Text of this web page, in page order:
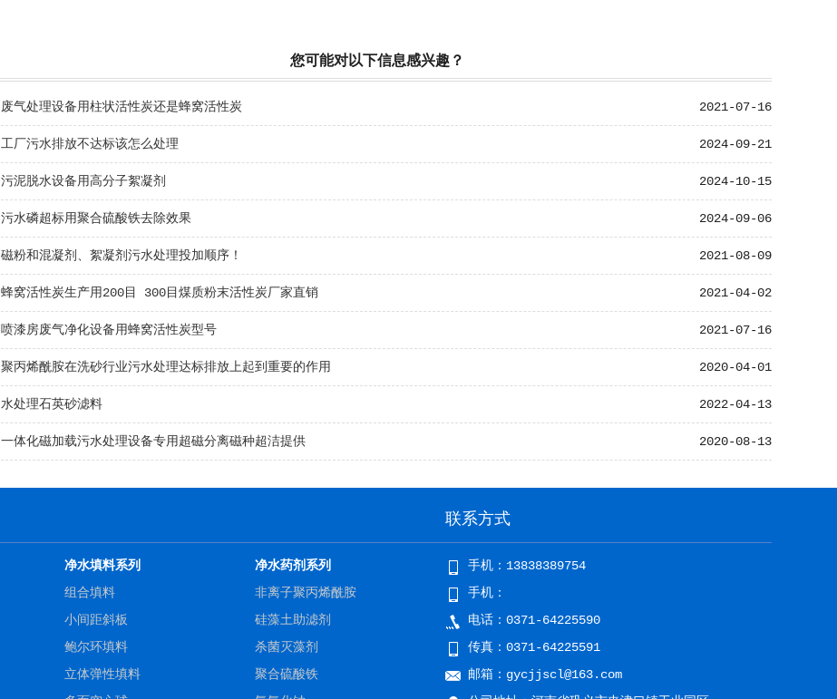
您可能对以下信息感兴趣？
2021-07-16
废气处理设备用柱状活性炭还是蜂窝活性炭
2024-09-21
工厂污水排放不达标该怎么处理
2024-10-15
污泥脱水设备用高分子絮凝剂
2024-09-06
污水磷超标用聚合硫酸铁去除效果
2021-08-09
磁粉和混凝剂、絮凝剂污水处理投加顺序！
2021-04-02
蜂窝活性炭生产用200目 300目煤质粉末活性炭厂家直销
2021-07-16
喷漆房废气净化设备用蜂窝活性炭型号
2020-04-01
聚丙烯酰胺在洗砂行业污水处理达标排放上起到重要的作用
2022-04-13
水处理石英砂滤料
2020-08-13
一体化磁加载污水处理设备专用超磁分离磁种超洁提供
净水填料系列
组合填料
小间距斜板
鲍尔环填料
立体弹性填料
净水药剂系列
非离子聚丙烯酰胺
硅藻土助滤剂
杀菌灭藻剂
聚合硫酸铁
联系方式
手机：13838389754
手机：
电话：0371-64225590
传真：0371-64225591
邮箱：gycjjscl@163.com